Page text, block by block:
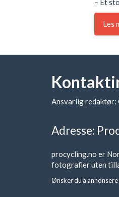
– Et
Les
Ansvarlig redaktør:
Adresse:
procycling.no er
fotografier uten
Ønsker du å annonsere